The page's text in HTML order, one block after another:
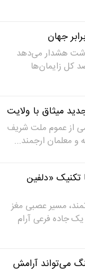
جهان
هشدار می‌دهد
نباید از ۱۰ تا ۱۵ درصد کل زایمان‌ها
میثاق با ولایت
از عموم ملت شریف
و معلمان ارجمند...
«دلفین
مسیر عصبی مغز
جاده فرعی آرام
می‌تواند آرامش